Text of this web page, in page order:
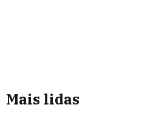
Mais lidas